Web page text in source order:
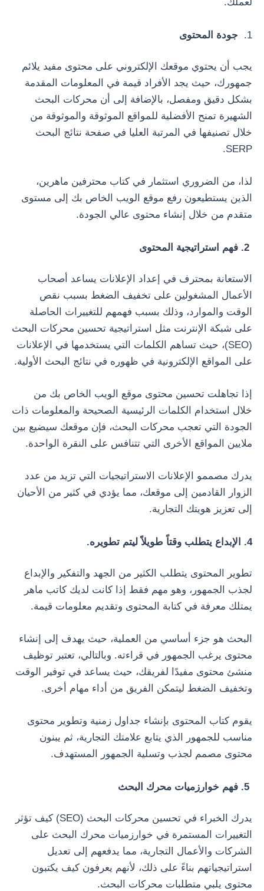
لعملك.
1. جودة المحتوى
يجب أن يحتوي موقعك الإلكتروني على محتوى مفيد يلائم
جمهورك، حيث يجد الأفراد قيمة في المعلومات المقدمة
بشكل دقيق ومفصل، بالإضافة إلى أن محركات البحث
الشهيرة تمنح الأفضلية للمواقع الموثوقة والموثوقة من
خلال تصنيفها في المرتبة العليا في صفحة نتائج البحث
SERP.
لذا، من الضروري استثمار في كتاب محترفين ماهرين،
الذين يستطيعون رفع موقع الويب الخاص بك إلى مستوى
متقدم من خلال إنشاء محتوى عالي الجودة.
الاستعانة بمحترف في إعداد الإعلانات يساعد أصحاب
الأعمال المشغولين على تخفيف الضغط بسبب نقص
الوقت والموارد، وذلك بسبب فهمهم للتغييرات الحاصلة
على شبكة الإنترنت مثل استراتيجية تحسين محركات البحث
(SEO)، حيث تساهم الكلمات التي يستخدمها في الإعلانات
على المواقع الإلكترونية في ظهوره في نتائج البحث الأولية.
إذا تجاهلت تحسين محتوى موقع الويب الخاص بك من
خلال استخدام الكلمات الرئيسية الصحيحة والمعلومات ذات
الجودة التي تعجب محركات البحث، فإن موقعك سيضيع بين
ملايين المواقع الأخرى التي تتنافس على النقرة الواحدة.
يدرك مصممو الإعلانات الاستراتيجيات التي تزيد من عدد
الزوار القادمين إلى موقعك، مما يؤدي في كثير من الأحيان
إلى تعزيز هويتك التجارية.
4. الإبداع يتطلب وقتاً طويلاً ليتم تطويره.
تطوير المحتوى يتطلب الكثير من الجهد والتفكير والإبداع
لجذب الجمهور، وهو مهم فقط إذا كانت لديك كاتب ماهر
يمتلك معرفة في كتابة المحتوى وتقديم معلومات قيمة.
البحث هو جزء أساسي من العملية، حيث يهدف إلى إنشاء
محتوى يرغب الجمهور في قراءته. وبالتالي، تعتبر توظيف
منشئ محتوى مفيدًا لفريقك، حيث يساعد في توفير الوقت
وتخفيف الضغط ليتمكن الفريق من أداء مهام أخرى.
يقوم كتاب المحتوى بإنشاء جداول زمنية وتطوير محتوى
مناسب للجمهور الذي يتابع علامتك التجارية، ثم يبنون
محتوى مصمم لجذب وتسلية الجمهور المستهدف.
يدرك الخبراء في تحسين محركات البحث (SEO) كيف تؤثر
التغييرات المستمرة في خوارزميات محرك البحث على
الشركات والأعمال التجارية، مما يدفعهم إلى تعديل
استراتيجياتهم بناءً على ذلك، لأنهم يعرفون كيف يكتبون
محتوى يلبي متطلبات محركات البحث.